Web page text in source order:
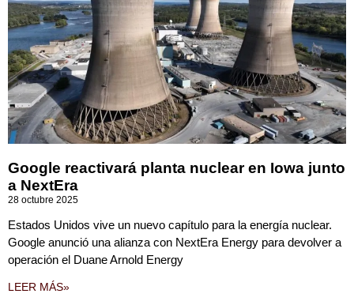
Google reactivará planta nuclear en Iowa junto
a NextEra
28 octubre 2025
Estados Unidos vive un nuevo capítulo para la energía nuclear.
Google anunció una alianza con NextEra Energy para devolver a
operación el Duane Arnold Energy
LEER MÁS»